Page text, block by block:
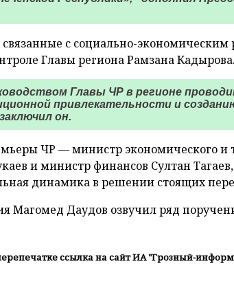
связанные с социально-
Главы региона Рамзана Кадырова.
Главы ЧР в регионе
привлекательности и
он.
ЧР — министр экономического и
и министр финансов Султан
динамика в решении стоящих
Магомед Даудов озвучил ряд
ссылка на сайт ИА "Грозный-